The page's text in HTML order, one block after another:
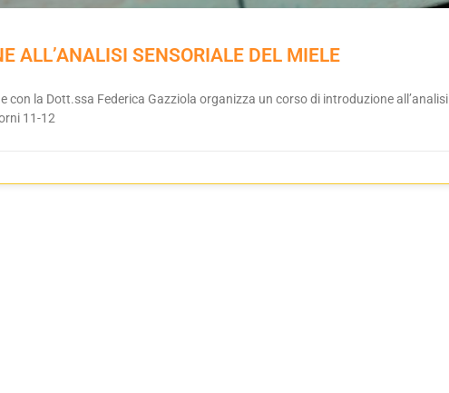
ALL’ANALISI SENSORIALE DEL MIELE
con la Dott.ssa Federica Gazziola organizza un corso di introduzione all’analisi
11-12